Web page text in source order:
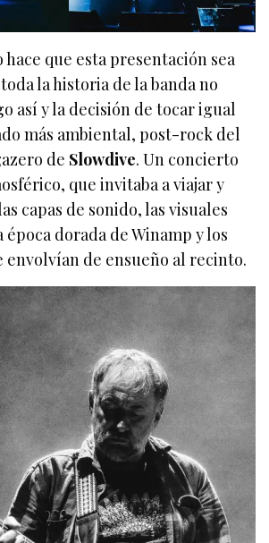
hace que esta presentación sea
la historia de la banda no
así y la decisión de tocar igual
más ambiental, post-rock del
de Slowdive. Un concierto
que invitaba a viajar y
capas de sonido, las visuales
época dorada de Winamp y los
envolvían de ensueño al recinto.